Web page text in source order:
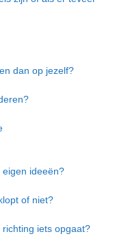
dan op jezelf?
ideeën?
of niet?
iets opgaat?